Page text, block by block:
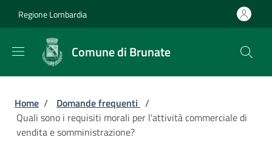
Regione Lombardia
Comune di Brunate
Briciole di pane
Home / Domande frequenti /
Quali sono i requisiti morali per l'attività commerciale di
vendita e somministrazione?